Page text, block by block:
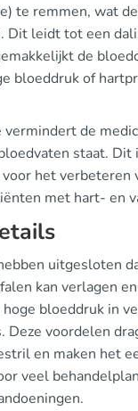
te remmen, wat
Dit leidt tot een
de
bloeddruk of
de
staat. Dit
het verbeteren
met hart- en
uitgesloten
kan verlagen
hoge bloeddruk in
Deze voordelen
en maken het
veel